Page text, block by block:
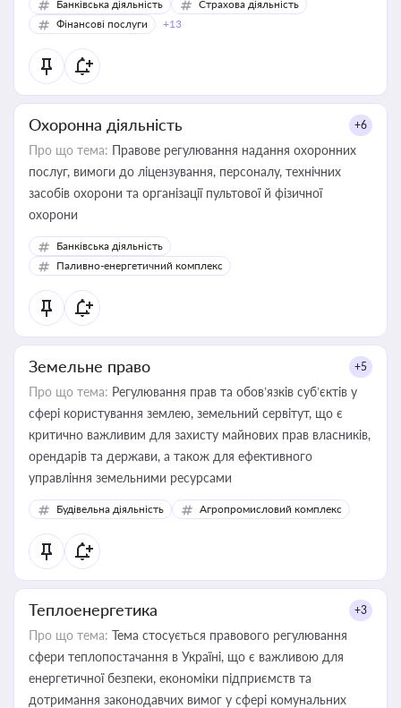
Банківська діяльність
Страхова діяльність
Фінансові послуги
+13
Охоронна діяльність +6
Про що тема: Правове регулювання надання охоронних
послуг, вимоги до ліцензування, персоналу, технічних
засобів охорони та організації пультової й фізичної
охорони
Банківська діяльність
Паливно-енергетичний комплекс
Земельне право +5
Про що тема: Регулювання прав та обов’язків суб’єктів у
сфері користування землею, земельний сервітут, що є
критично важливим для захисту майнових прав власників,
орендарів та держави, а також для ефективного
управління земельними ресурсами
Будівельна діяльність Агропромисловий комплекс
Теплоенергетика +3
Про що тема: Тема стосується правового регулювання
сфери теплопостачання в Україні, що є важливою для
енергетичної безпеки, економіки підприємств та
дотримання законодавчих вимог у сфері комунальних